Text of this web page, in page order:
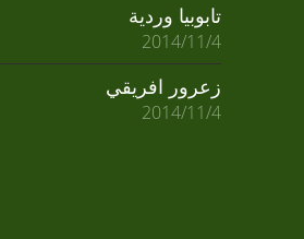
تابوبيا وردية
2014/11/4
زعرور افريقي
2014/11/4